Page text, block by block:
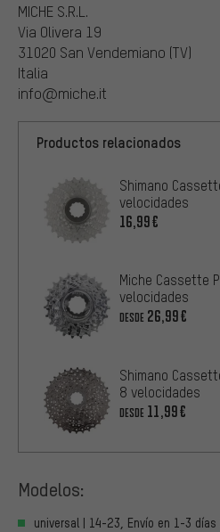
MICHE S.R.L.
Via Olivera 19
31020 San Vendemiano (TV)
Italia
info@miche.it
Productos relacionados
Shimano
velocidades
16,99€
Miche Cassette
velocidades
DESDE 26,99€
Shimano
8 velocidades
DESDE 11,99€
Modelos:
universal | 14-23, Envío en 1-3 días